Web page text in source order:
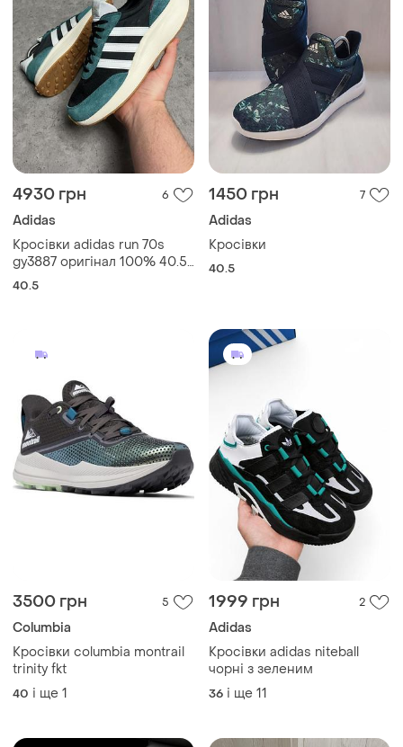
4930 грн 6
Adidas
Кросівки adidas run 70s
gy3887 оригінал 100% 40.5
розмір
40.5
1450 грн 7
Adidas
Кросівки
40.5
3500 грн 5
Columbia
Кросівки columbia montrail
trinity fkt
40 і ще 1
1999 грн 2
Adidas
Кросівки adidas niteball
чорні з зеленим
36 і ще 11